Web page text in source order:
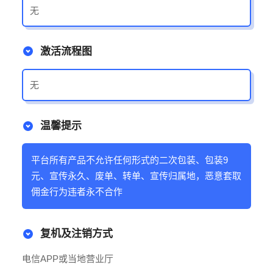
无
激活流程图
无
温馨提示
平台所有产品不允许任何形式的二次包装、包装9
元、宣传永久、废单、转单、宣传归属地，恶意套取
佣金行为违者永不合作
复机及注销方式
电信APP或当地营业厅